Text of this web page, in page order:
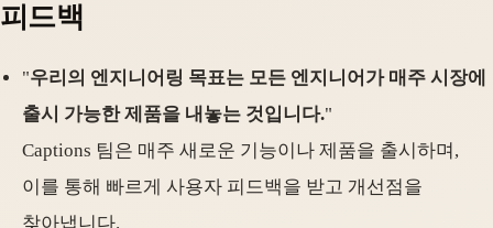
피드백
"우리의 엔지니어링 목표는 모든 엔지니어가 매주 시장에
출시 가능한 제품을 내놓는 것입니다."
Captions 팀은 매주 새로운 기능이나 제품을 출시하며,
이를 통해 빠르게 사용자 피드백을 받고 개선점을
찾아냅니다.